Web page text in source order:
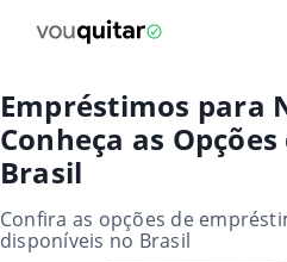
Empréstimos para
Conheça as
Brasil
Confira as opções de
disponíveis no Brasil